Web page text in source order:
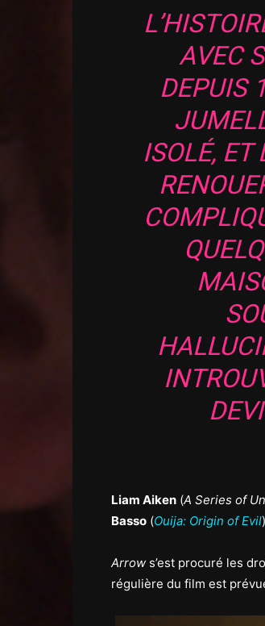
AVEC
DEPUIS
ISOLÉ, ET
Liam Aiken (A Series of
Basso (Ouija: Origin of Evil
Arrow s’est procuré les
régulière du film est